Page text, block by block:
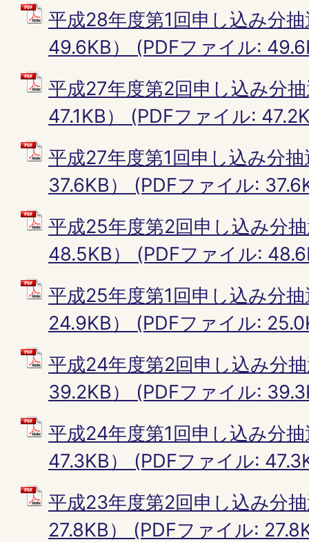
平成28年度第1回申し込み分
49.6KB） (PDFファイル:
平成27年度第2回申し込み分
47.1KB） (PDFファイル:
平成27年度第1回申し込み分
37.6KB） (PDFファイル:
平成25年度第2回申し込み分
48.5KB） (PDFファイル:
平成25年度第1回申し込み分
24.9KB） (PDFファイル:
平成24年度第2回申し込み分
39.2KB） (PDFファイル:
平成24年度第1回申し込み分
47.3KB） (PDFファイル:
平成23年度第2回申し込み分
27.8KB） (PDFファイル: